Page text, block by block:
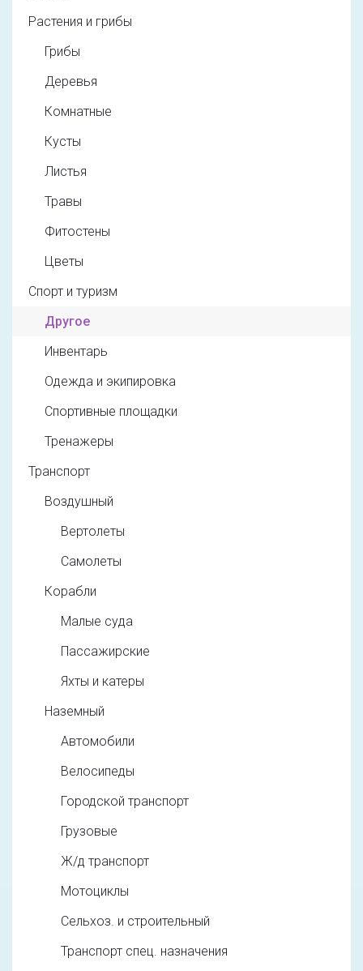
Растения и грибы
Грибы
Деревья
Комнатные
Кусты
Листья
Травы
Фитостены
Цветы
Спорт и туризм
Другое
Инвентарь
Одежда и экипировка
Спортивные площадки
Тренажеры
Транспорт
Воздушный
Вертолеты
Самолеты
Корабли
Малые суда
Пассажирские
Яхты и катеры
Наземный
Автомобили
Велосипеды
Городской транспорт
Грузовые
Ж/д транспорт
Мотоциклы
Сельхоз. и строительный
Транспорт спец. назначения